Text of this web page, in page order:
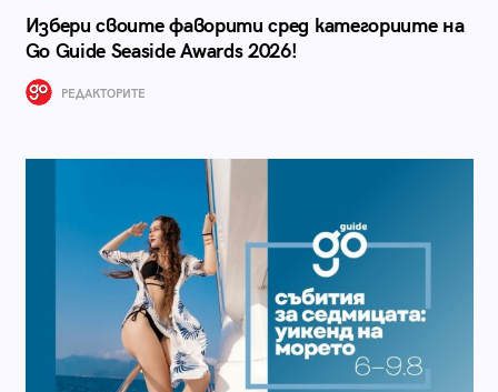
Избери своите фаворити сред категориите на
Go Guide Seaside Awards 2026!
РЕДАКТОРИТЕ